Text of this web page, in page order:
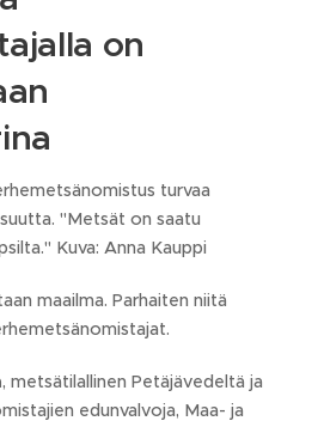
on
turvaa
"Metsät on saatu
Kuva: Anna Kauppi
maailma. Parhaiten niitä
, metsätilallinen Petäjävedeltä ja
edunvalvoja, Maa- ja